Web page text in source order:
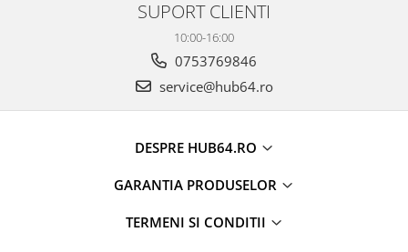
SUPORT CLIENTI
10:00-16:00
0753769846
service@hub64.ro
DESPRE HUB64.RO
GARANTIA PRODUSELOR
TERMENI SI CONDITII